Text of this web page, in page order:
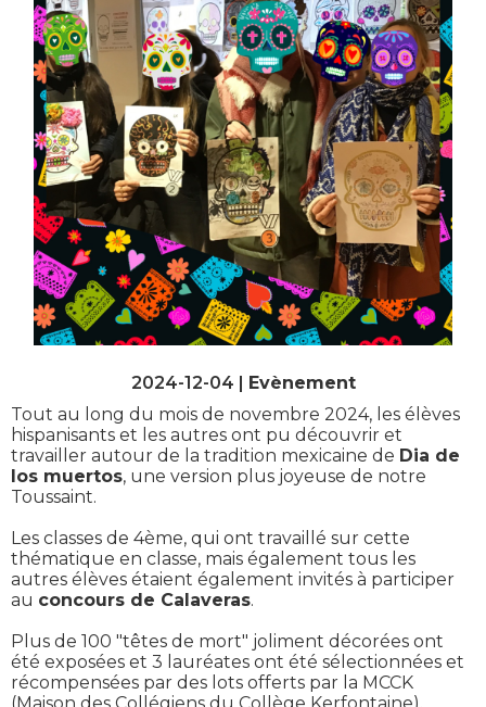
2024-12-04 | Evènement
Tout au long du mois de novembre 2024, les élèves
hispanisants et les autres ont pu découvrir et
travailler autour de la tradition mexicaine de Dia de
los muertos, une version plus joyeuse de notre
Toussaint.
Les classes de 4ème, qui ont travaillé sur cette
thématique en classe, mais également tous les
autres élèves étaient également invités à participer
au concours de Calaveras.
Plus de 100 "têtes de mort" joliment décorées ont
été exposées et 3 lauréates ont été sélectionnées et
récompensées par des lots offerts par la MCCK
(Maison des Collégiens du Collège Kerfontaine).